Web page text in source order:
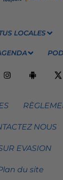
LOCALES
NOUS
EVASION
du site